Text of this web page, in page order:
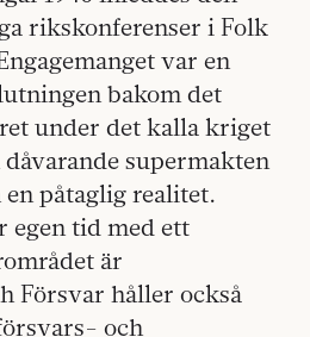
rikskonferenser i Folk
var en
bakom det
under det kalla kriget
supermakten
påtaglig realitet.
egen tid med ett
är
Försvar håller också
och